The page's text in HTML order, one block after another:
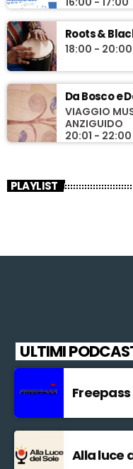
Roots &
18:00 - 20:00
Da Bosco e
VIAGGIO
ANZIGUIDO
20:01 - 22:00
PLAYLIST
ULTIMI
Freepass
Alla luce